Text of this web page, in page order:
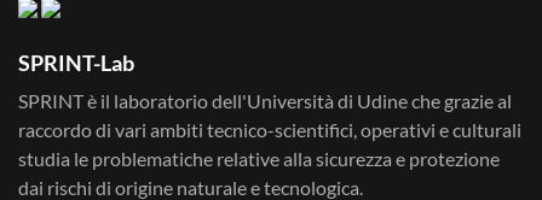
SPRINT-Lab
SPRINT è il laboratorio dell'Università di Udine che grazie al
raccordo di vari ambiti tecnico-scientifici, operativi e culturali
studia le problematiche relative alla sicurezza e protezione
dai rischi di origine naturale e tecnologica.